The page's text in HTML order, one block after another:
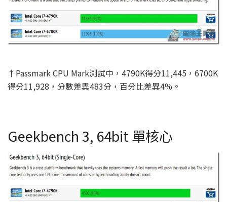
↑Passmark CPU Mark測試中，4790K得分11,445，6700K
得分11,928，分數差異483分，百分比差異4%。
Geekbench 3, 64bit 單核心